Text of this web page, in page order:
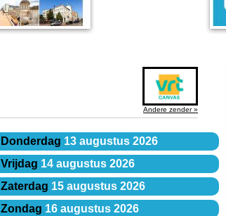
Andere zender »
Donderdag 13 augustus 2026
Vrijdag 14 augustus 2026
Zaterdag 15 augustus 2026
Zondag 16 augustus 2026